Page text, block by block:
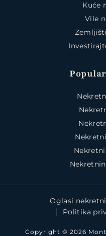
Kuće
Vile
Copyright © 2026
Oglasi
Politika